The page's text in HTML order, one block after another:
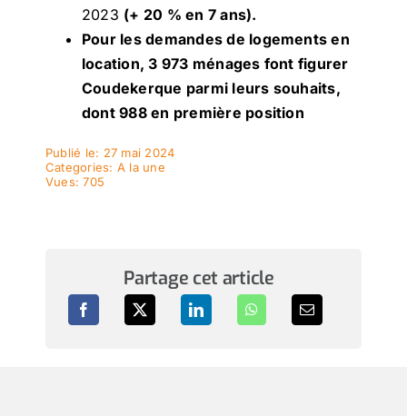
2023 (+ 20 % en 7 ans).
Pour les demandes de logements en
location, 3 973 ménages font figurer
Coudekerque parmi leurs souhaits,
dont 988 en première position
Publié le: 27 mai 2024
Categories: A la une
Vues: 705
Partage cet article